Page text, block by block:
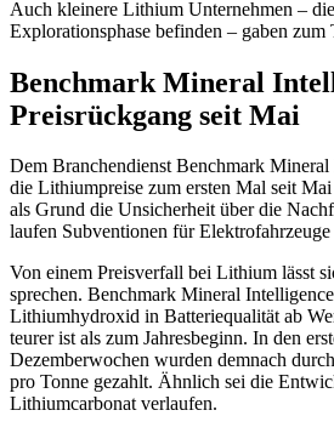
Auch kleinere Lithium Unternehmen –
Explorationsphase befinden – gaben zum
Benchmark Mineral
Preisrückgang seit Mai
Dem Branchendienst Benchmark
die Lithiumpreise zum ersten Mal seit
als Grund die Unsicherheit über die
laufen Subventionen für Elektrofahrzeuge
Von einem Preisverfall bei Lithium lässt
sprechen. Benchmark Mineral
Lithiumhydroxid in Batteriequalität ab
teurer ist als zum Jahresbeginn. In den
Dezemberwochen wurden demnach
pro Tonne gezahlt. Ähnlich sei die
Lithiumcarbonat verlaufen.